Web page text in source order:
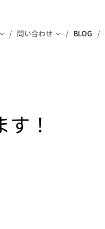
問い合わせ BLOG
！